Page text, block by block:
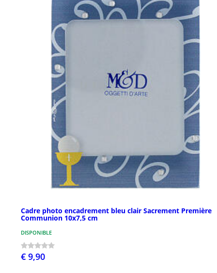
Cadre photo encadrement bleu clair Sacrement Première
Communion 10x7,5 cm
DISPONIBLE
€ 9,90